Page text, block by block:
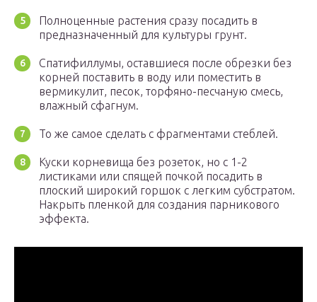
Полноценные растения сразу посадить в
предназначенный для культуры грунт.
Спатифиллумы, оставшиеся после обрезки без
корней поставить в воду или поместить в
вермикулит, песок, торфяно-песчаную смесь,
влажный сфагнум.
То же самое сделать с фрагментами стеблей.
Куски корневища без розеток, но с 1-2
листиками или спящей почкой посадить в
плоский широкий горшок с легким субстратом.
Накрыть пленкой для создания парникового
эффекта.